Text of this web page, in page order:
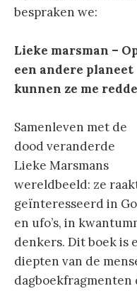
bespraken we:
Lieke marsman –
een andere planeet
kunnen ze me
Samenleven met de
dood veranderde
Lieke Marsmans
wereldbeeld: ze
geïnteresseerd in
en ufo’s, in
denkers. Dit boek is
diepten van de
dagboekfragmenten